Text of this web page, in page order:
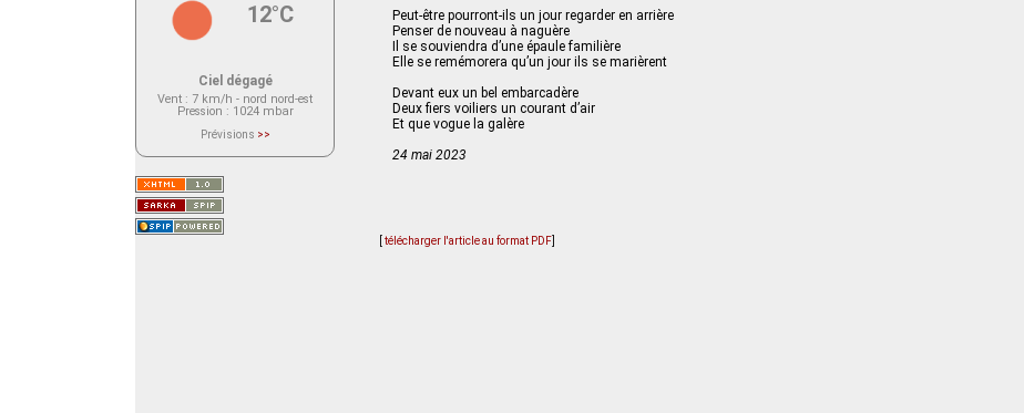
Peut-être pourront-ils un jour regarder en arrière
Penser de nouveau à naguère
Il se souviendra d’une épaule familière
Elle se remémorera qu’un jour ils se marièrent
Devant eux un bel embarcadère
Deux fiers voiliers un courant d’air
Et que vogue la galère
24 mai 2023
télécharger l'article au format PDF
12°C
Ciel dégagé
Vent : 7 km/h - nord nord-est
Pression : 1024 mbar
Prévisions >>
actuellement aucune prévision
Saint-Nom.
Veuillez consulter le message du
service ci-dessous.
(401 - Invalid API key. Please see
https://openweathermap.org/faq#error401